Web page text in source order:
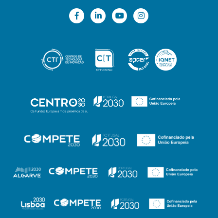
Dentro dos vários sistemas que integram os
interiores ferroviários, o sistema do pavimento é um
totalidade dos sistemas de interior. É ainda um dos
sistemas que demora mais tempo a instalar no
Este projeto nasce, assim, desta crescente
necessidade da integração no componente
para além das óbvias estruturais e de segurança,
necessidades do setor dos transportes públicos